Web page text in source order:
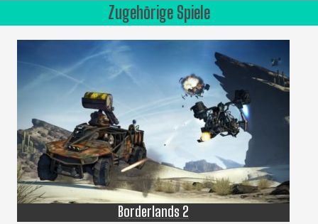
Zugehörige Spiele
Borderlands 2